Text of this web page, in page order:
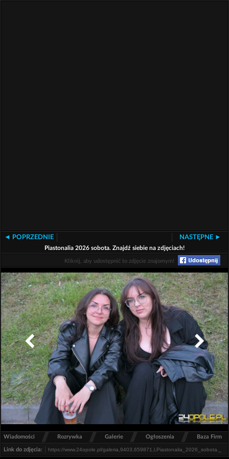
◄ POPRZEDNIE NASTĘPNE ►
Piastonalia 2026 sobota. Znajdź siebie na zdjęciach!
Kliknij, aby udostępnić to zdjęcie znajomym!
Wiadomości / Rozrywka / Galerie / Ogłoszenia / Baza Firm
Link do zdjęcia: